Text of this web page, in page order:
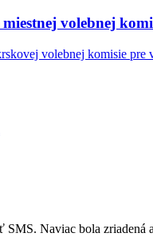
volebnej
volebnej komisie
Naviac bola zriadená